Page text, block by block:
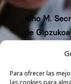
Para ofrecer las
las cookies para
Kino M.
de